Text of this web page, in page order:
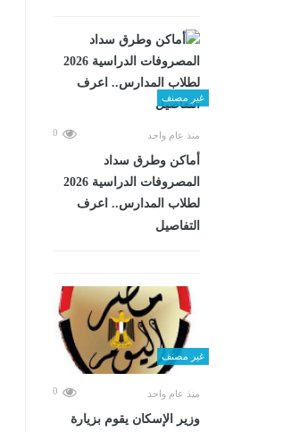
غير مصنف
منذ عام واحد 0
أماكن وطرق سداد
المصروفات الدراسية 2026
لطلاب المدارس.. اعرف
التفاصيل
غير مصنف
منذ عام واحد 0
وزير الإسكان يقوم بزيارة